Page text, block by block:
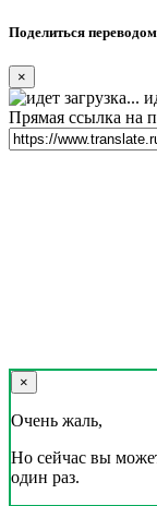
Поделиться переводом
×
Прямая ссылка на
×
Очень жаль,
Но сейчас вы
один раз.